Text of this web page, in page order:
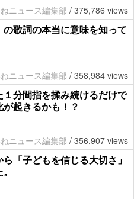
ニュース編集部 / 375,786 views
歌詞の本当に意味を知って
ニュース編集部 / 358,984 views
１分間指を揉み続けるだけで
起きるかも！？
ニュース編集部 / 356,907 views
「子どもを信じる大切さ」